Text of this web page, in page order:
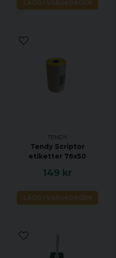
LÄGG I VARUKORGEN
TENDY
Tendy Scriptor
etiketter 76x50
149 kr
LÄGG I VARUKORGEN